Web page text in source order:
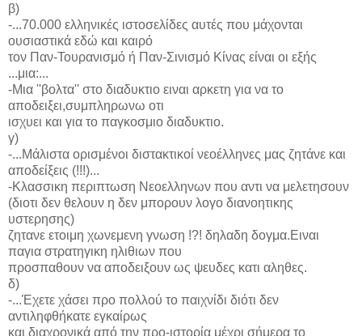
β)
-...70.000 ελληνικές ιστοσελίδες αυτές που μάχονται
ουσιαστικά εδώ και καιρό
τον Παν-Τουρανισμό ή Παν-Σινισμό Κίνας είναι οι εξής
...μια:...
-Μια ''βολτα'' στο διαδυκτιο ειναι αρκετη για να το
αποδειξει,συμπληρωνω οτι
ισχυει και για το παγκοσμιο διαδυκτιο.
γ)
-...Μάλιστα ορισμένοι διστακτικοί νεοέλληνες μας ζητάνε και
αποδείξεις (!!!)...
-Κλασσικη περιπτωση Νεοελληνων που αντι να μελετησουν
(διοτι δεν θελουν η δεν μπορουν λογο διανοητικης
υστερησης)
ζητανε ετοιμη χωνεμενη γνωση !?! δηλαδη δογμα.Ειναι
παγια στρατηγικη ηλιθιων που
προσπαθουν να αποδειξουν ως ψευδες κατι αληθες.
δ)
-...Έχετε χάσει προ πολλού το παιχνίδι διότι δεν
αντιληφθήκατε εγκαίρως
και διαχρονικά από την προ-ιστορία μέχρι σήμερα το